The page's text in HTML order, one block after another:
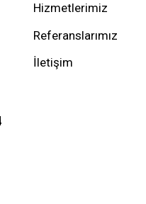
Hizmetlerimiz
Referanslarımız
İletişim